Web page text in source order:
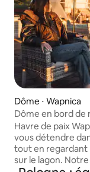
Dôme ⋅ Wapnica
Dôme en bord de
sauna, coucher de
Havre de paix Wapnica
vous détendre
tout en regardant
sur le lagon. Notre dôme de glamping